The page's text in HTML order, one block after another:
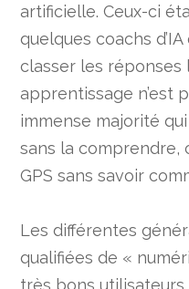
artificielle. Ceux-ci
quelques coachs
classer les réponses
apprentissage n’est
immense majorité
sans la comprendre,
GPS sans savoir
Les différentes
qualifiées de «
très bons